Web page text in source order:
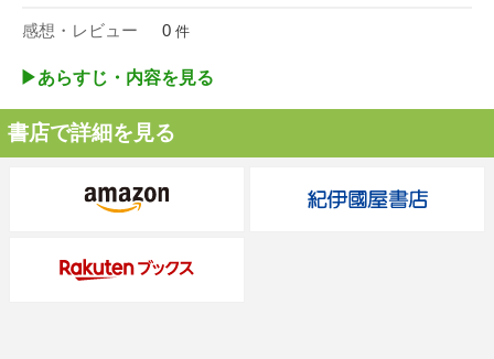
感想・レビュー 0 件
▶︎あらすじ・内容を見る
書店で詳細を見る